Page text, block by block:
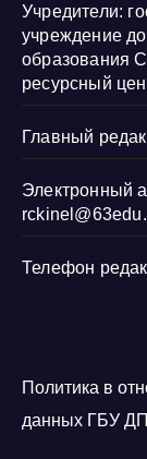
Учредители:
учреждение
образования
ресурсный
Главный
Электронный
Телефон
Политика в
данных ГБУ